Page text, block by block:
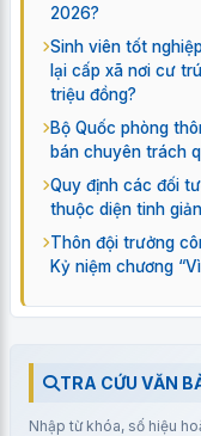
2026?
Sinh viên tốt
lại cấp xã nơi cư
triệu đồng?
Bộ Quốc phòng
bán chuyên trách
Quy định các đối
thuộc diện tinh
Thôn đội trưởng
Kỷ niệm chương
TRA CỨU VĂN
Nhập từ khóa, số hiệu